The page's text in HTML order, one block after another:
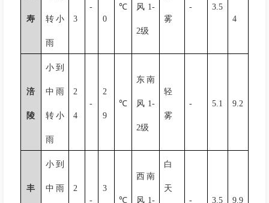
寿 转小
雨
3
-
0
℃ 风 1-
2级
雾
- 3.5
4
涪
陵
小到
中雨
转小
雨
2
4
-
2
9
℃
东南
风 1-
2级
轻
雾
- 5.1 9.2
丰
小到
中雨 2
-
3
℃
西南
风 1-
白
天
- 3.5 9.9